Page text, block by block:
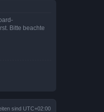
Bitte beachte
sind UTC+02:00